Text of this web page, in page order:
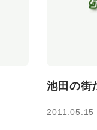
池田の街
2011.05.15